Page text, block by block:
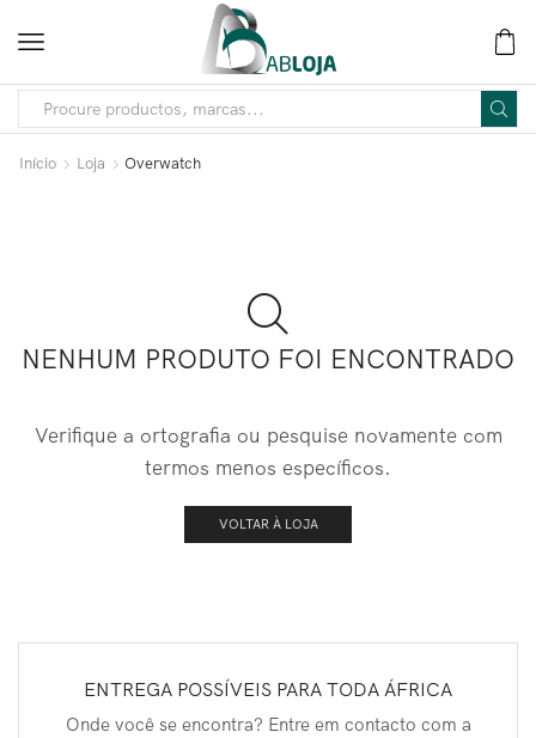
Início Loja Overwatch
NENHUM PRODUTO FOI ENCONTRADO
Verifique a ortografia ou pesquise novamente com
termos menos específicos.
VOLTAR À LOJA
ENTREGA POSSÍVEIS PARA TODA ÁFRICA
Onde você se encontra? Entre em contacto com a